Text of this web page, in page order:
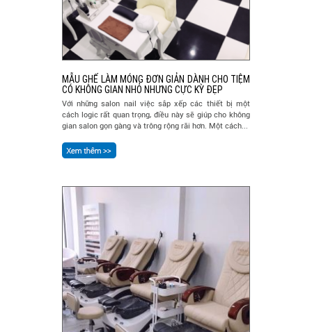
MẪU GHẾ LÀM MÓNG ĐƠN GIẢN DÀNH CHO TIỆM
CÓ KHÔNG GIAN NHỎ NHƯNG CỰC KỲ ĐẸP
Với những salon nail việc sắp xếp các thiết bị một
cách logic rất quan trọng, điều này sẽ giúp cho không
gian salon gọn gàng và trông rộng rãi hơn. Một cách...